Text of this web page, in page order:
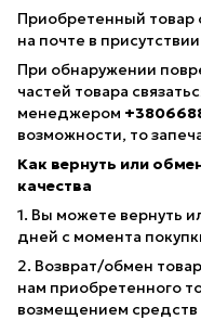
Приобретенный товар
на почте в
При обнаружении
частей товара
менеджером
возможности, то
Как вернуть или
качества
1. Вы можете вернуть
дней с момента
2. Возврат/обмен
нам приобретенного
возмещением средств